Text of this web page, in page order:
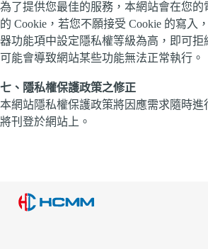
為了提供您最佳的服務，本網站會在您的
的 Cookie，若您不願接受 Cookie 的寫入
器功能項中設定隱私權等級為高，即可拒
可能會導致網站某些功能無法正常執行。
七、隱私權保護政策之修正
本網站隱私權保護政策將因應需求隨時
將刊登於網站上。